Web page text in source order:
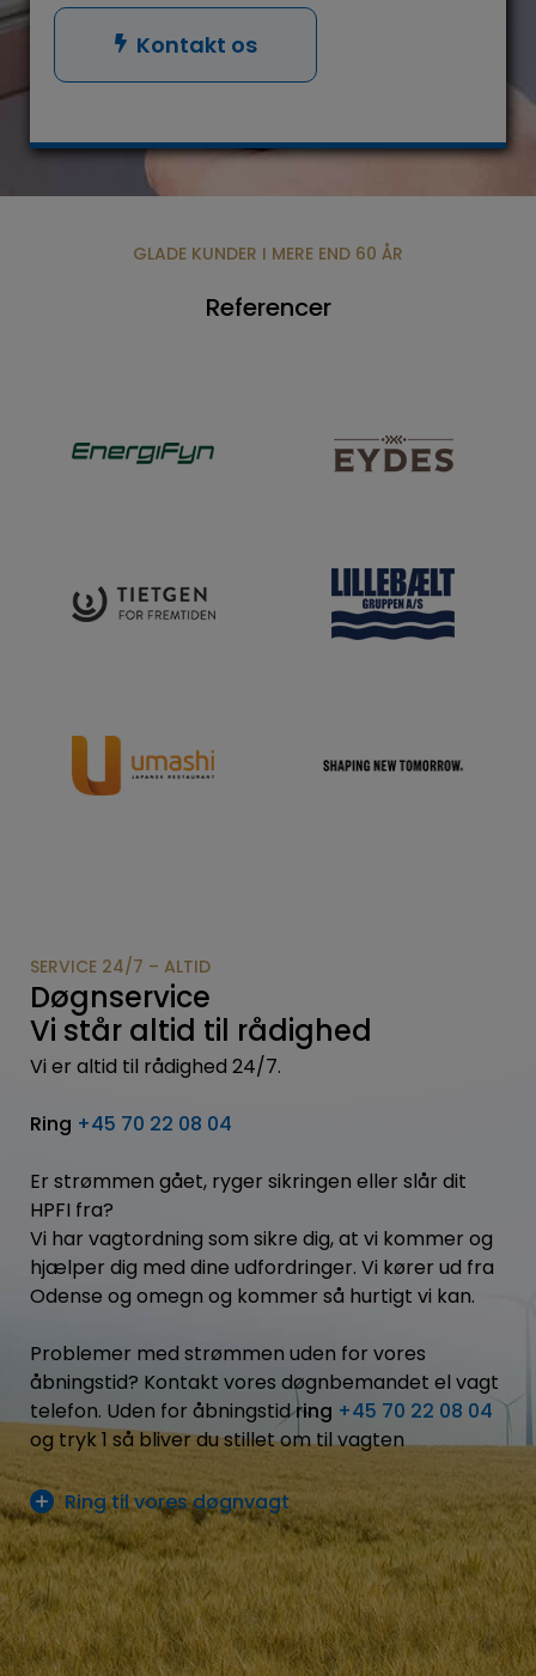
Kontakt os
GLADE KUNDER I MERE END 60 ÅR
Referencer
SERVICE 24/7 – ALTID
Døgnservice
Vi står altid til rådighed
Vi er altid til rådighed 24/7.
Ring +45 70 22 08 04
Er strømmen gået, ryger sikringen eller slår dit
HPFI fra?
Vi har vagtordning som sikre dig, at vi kommer og
hjælper dig med dine udfordringer. Vi kører ud fra
Odense og omegn og kommer så hurtigt vi kan.
Problemer med strømmen uden for vores
åbningstid? Kontakt vores døgnbemandet el vagt
telefon. Uden for åbningstidring +45 70 22 08 04
og tryk 1 så bliver du stillet om til vagten
Ring til vores døgnvagt